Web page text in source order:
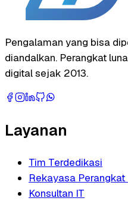
Pengalaman yang bisa
diandalkan. Perangkat
digital sejak 2013.
Layanan
Tim Terdedikasi
Rekayasa Perangkat
Konsultan IT